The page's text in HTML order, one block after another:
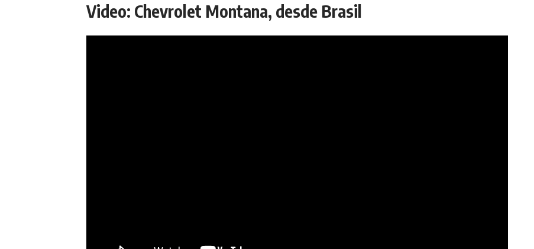
Video: Chevrolet Montana, desde Brasil